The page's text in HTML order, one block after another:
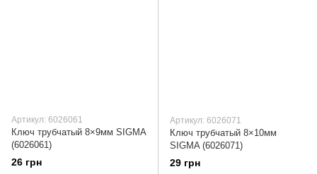
Артикул: 6026061
Ключ трубчатый 8×9мм SIGMA
(6026061)
26 грн
Артикул: 6026071
Ключ трубчатый 8×10мм
SIGMA (6026071)
29 грн